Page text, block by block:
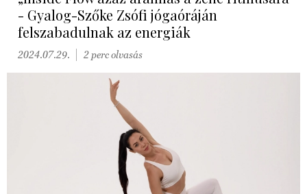
- Gyalog-Szőke Zsófi jógaóráján
felszabadulnak az energiák
2024.07.29. 2 perc olvasás